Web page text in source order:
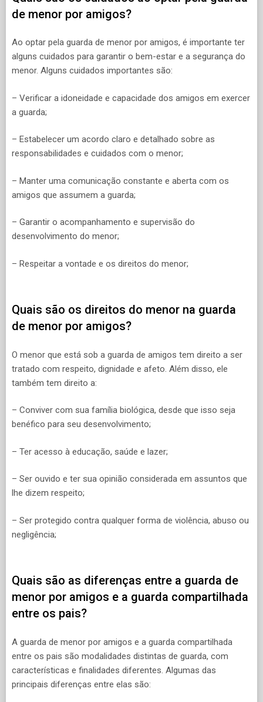
de menor por amigos?
Ao optar pela guarda de menor por amigos, é importante ter
alguns cuidados para garantir o bem-estar e a segurança do
menor. Alguns cuidados importantes são:
– Verificar a idoneidade e capacidade dos amigos em exercer
a guarda;
– Estabelecer um acordo claro e detalhado sobre as
responsabilidades e cuidados com o menor;
– Manter uma comunicação constante e aberta com os
amigos que assumem a guarda;
– Garantir o acompanhamento e supervisão do
desenvolvimento do menor;
– Respeitar a vontade e os direitos do menor;
Quais são os direitos do menor na guarda
de menor por amigos?
O menor que está sob a guarda de amigos tem direito a ser
tratado com respeito, dignidade e afeto. Além disso, ele
também tem direito a:
– Conviver com sua família biológica, desde que isso seja
benéfico para seu desenvolvimento;
– Ter acesso à educação, saúde e lazer;
– Ser ouvido e ter sua opinião considerada em assuntos que
lhe dizem respeito;
– Ser protegido contra qualquer forma de violência, abuso ou
negligência;
Quais são as diferenças entre a guarda de
menor por amigos e a guarda compartilhada
entre os pais?
A guarda de menor por amigos e a guarda compartilhada
entre os pais são modalidades distintas de guarda, com
características e finalidades diferentes. Algumas das
principais diferenças entre elas são: